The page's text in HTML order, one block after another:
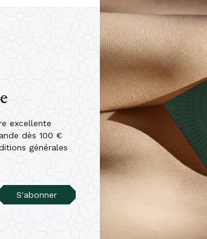
excellente
dès 100 €
générales
S'abonner